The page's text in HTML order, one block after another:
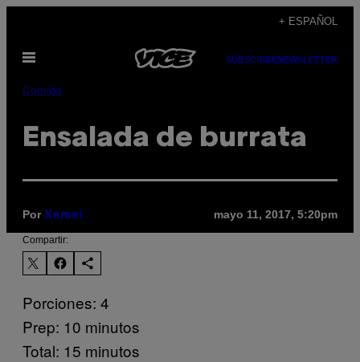
contenido
+ ESPAÑOL
Abrir
SUBSCRIBENEWSLETTER
Comida
Ensalada de burrata
Por Xemei mayo 11, 2017, 5:20pm
Compartir:
Porciones: 4
Prep: 10 minutos
Total: 15 minutos